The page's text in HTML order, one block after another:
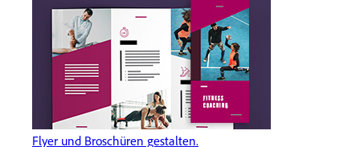
Flyer und Broschüren gestalten.